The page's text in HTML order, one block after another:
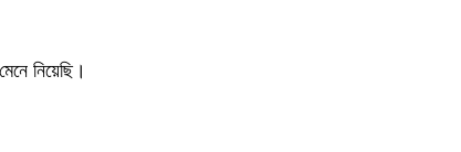
নিয়েছি।